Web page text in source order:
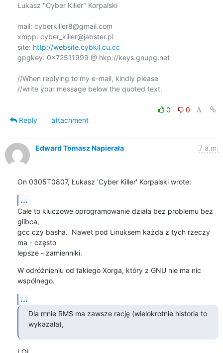
Łukasz "Cyber Killer" Korpalski
mail: cyberkiller8@gmail.com
xmpp: cyber_killer@jabster.pl
site: http://website.cybkil.cu.cc
gpgkey: 0x72511999 @ hkp://keys.gnupg.net
//When replying to my e-mail, kindly please
//write your message below the quoted text.
0
0
Reply
attachment
Edward Tomasz Napierała 7 a.m.
On 0305T0807, Łukasz 'Cyber Killer' Korpalski wrote:
...
Całe to kluczowe oprogramowanie działa bez problemu bez
glibca,
gcc czy basha.  Nawet pod Linuksem każda z tych rzeczy
ma - często
lepsze - zamienniki.
W odróżnieniu od takiego Xorga, który z GNU nie ma nic
wspólnego.
...
Dla mnie RMS ma zawsze rację (wielokrotnie historia to
wykazała),